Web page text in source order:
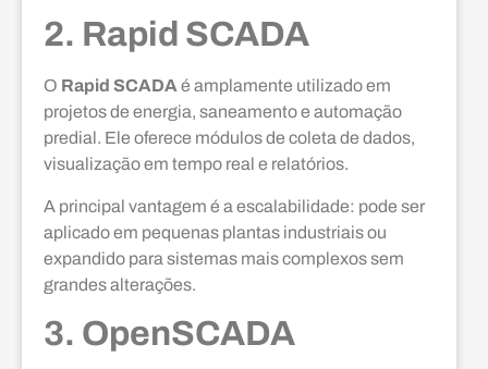
2. Rapid SCADA
O Rapid SCADA é amplamente utilizado em
projetos de energia, saneamento e automação
predial. Ele oferece módulos de coleta de dados,
visualização em tempo real e relatórios.
A principal vantagem é a escalabilidade: pode ser
aplicado em pequenas plantas industriais ou
expandido para sistemas mais complexos sem
grandes alterações.
3. OpenSCADA